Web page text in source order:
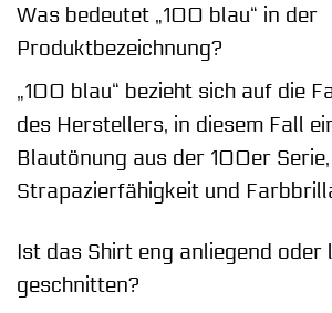
Was bedeutet „100 blau“ in der
Produktbezeichnung?
„100 blau“ bezieht sich auf die
des Herstellers, in diesem Fall
Blautönung aus der 100er
Strapazierfähigkeit und
Ist das Shirt eng anliegend oder
geschnitten?